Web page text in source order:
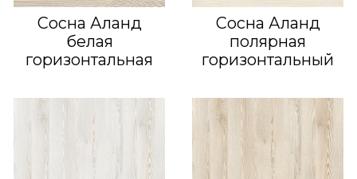
Сосна Аланд
белая
горизонтальная
Сосна Аланд
полярная
горизонтальный